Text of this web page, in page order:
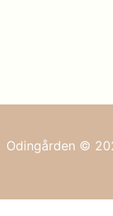
Odingården ©